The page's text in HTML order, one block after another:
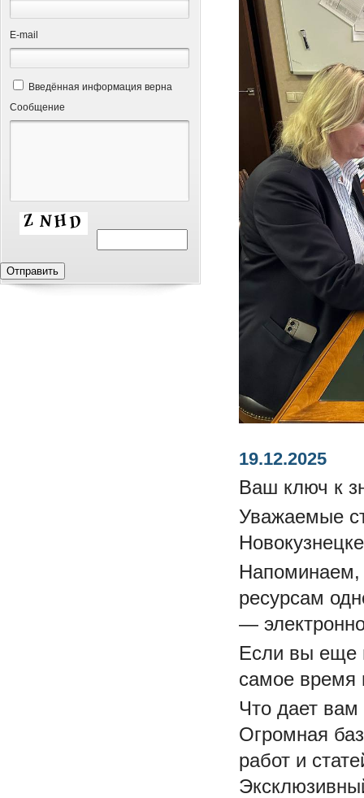
Е-mail
Введённая информация верна
Сообщение
19.12.2025
Ваш ключ к
Уважаемые
Напоминаем,
ресурсам
—
Если вы еще
самое время
Что дает
Огромная
работ и